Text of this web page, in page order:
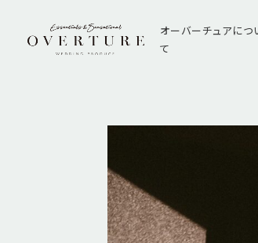
オーバーチュアにつ
て